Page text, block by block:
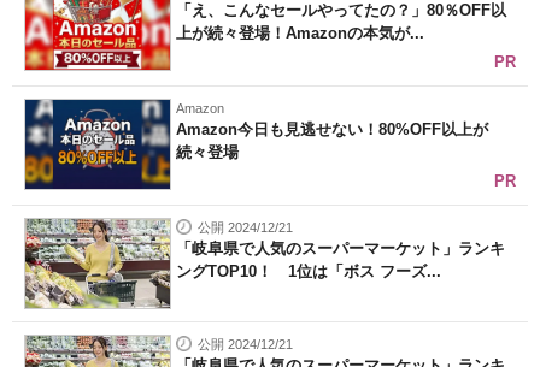
「え、こんなセールやってたの？」80％OFF以
上が続々登場！Amazonの本気が...
PR
Amazon
Amazon今日も見逃せない！80%OFF以上が
続々登場
PR
公開 2024/12/21
「岐阜県で人気のスーパーマーケット」ランキ
ングTOP10！ 1位は「ボス フーズ...
公開 2024/12/21